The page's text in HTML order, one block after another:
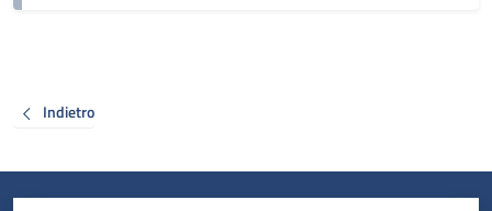
Indietro